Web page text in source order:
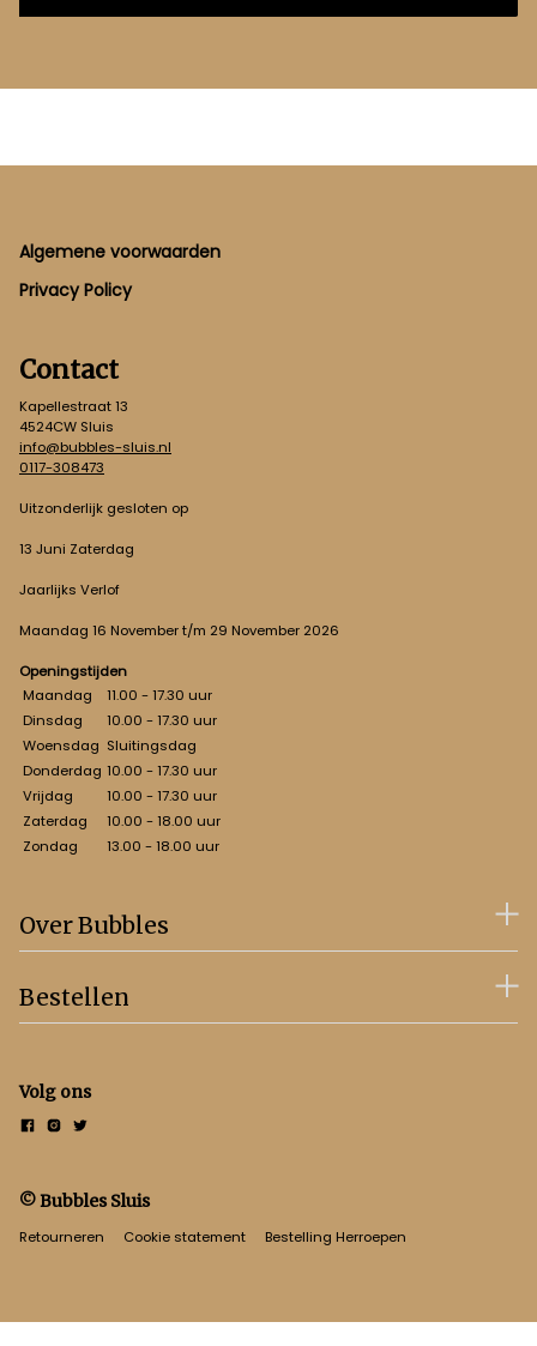
Footer
Algemene voorwaarden
Privacy Policy
Contact
Kapellestraat 13
4524CW Sluis
info@bubbles-sluis.nl
0117-308473
Uitzonderlijk gesloten op
13 Juni Zaterdag
Jaarlijks Verlof
Maandag 16 November t/m 29 November 2026
Openingstijden
Maandag
11.00 - 17.30 uur
Dinsdag
10.00 - 17.30 uur
Woensdag Sluitingsdag
Donderdag 10.00 - 17.30 uur
Vrijdag
10.00 - 17.30 uur
Zaterdag
10.00 - 18.00 uur
Zondag
13.00 - 18.00 uur
Over Bubbles
Bestellen
Volg ons
© Bubbles Sluis
Retourneren Cookie statement Bestelling Herroepen